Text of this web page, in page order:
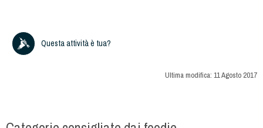
Questa attività è tua?
Ultima modifica: 11 Agosto 2017